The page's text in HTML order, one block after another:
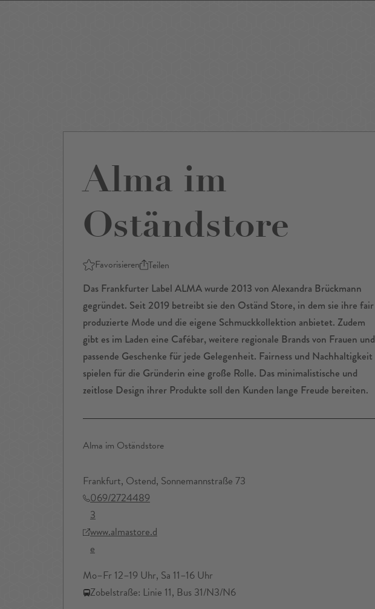
Alma im
Oständstore
Favorisieren Teilen
Das Frankfurter Label ALMA wurde 2013 von Alexandra Brückmann
gegründet. Seit 2019 betreibt sie den Oständ Store, in dem sie ihre fair
produzierte Mode und die eigene Schmuckkollektion anbietet. Zudem
gibt es im Laden eine Cafébar, weitere regionale Brands von Frauen und
passende Geschenke für jede Gelegenheit. Fairness und Nachhaltigkeit
spielen für die Gründerin eine große Rolle. Das minimalistische und
zeitlose Design ihrer Produkte soll den Kunden lange Freude bereiten.
Alma im Oständstore
Frankfurt, Ostend, Sonnemannstraße 73
069/2724489
3
www.almastore.d
e
Mo–Fr 12–19 Uhr, Sa 11–16 Uhr
Zobelstraße: Linie 11, Bus 31/N3/N6